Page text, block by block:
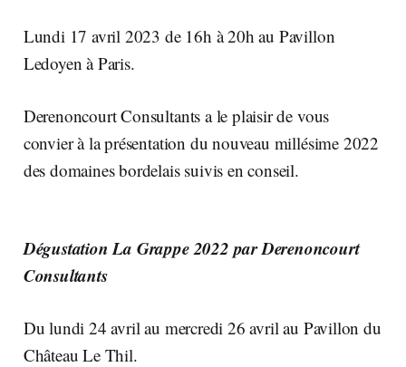
Lundi 17 avril 2023 de 16h à 20h au Pavillon
Ledoyen à Paris.
Derenoncourt Consultants a le plaisir de vous
convier à la présentation du nouveau millésime 2022
des domaines bordelais suivis en conseil.
Dégustation La Grappe 2022 par Derenoncourt
Consultants
Du lundi 24 avril au mercredi 26 avril au Pavillon du
Château Le Thil.